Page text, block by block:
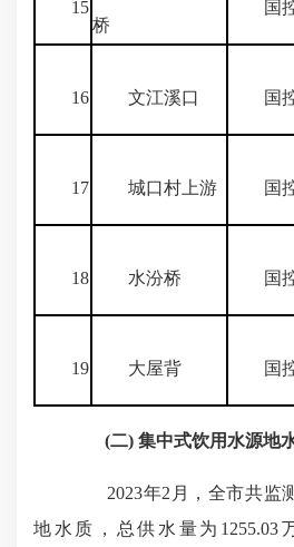
15
桥
国
16 文江溪口 国
17 城口村上游 国
18 水汾桥 国
19 大屋背 国
(二) 集中式饮用水源地
2023年2月，全市共监
地水质，总供水量为1255.03